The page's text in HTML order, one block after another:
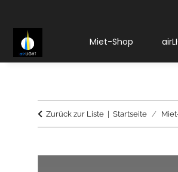
Miet-Shop
Zurück zur Liste Startseite